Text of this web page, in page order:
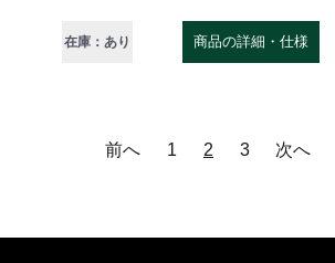
在庫：あり 商品の詳細・仕様
前へ 1 2 3 次へ